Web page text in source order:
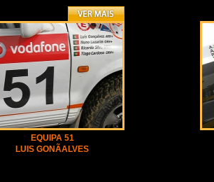
EQUIPA 51
LUIS GONÃALVES